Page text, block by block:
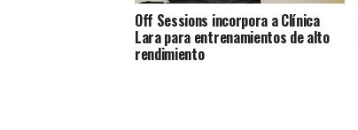
Off Sessions incorpora a Clínica
Lara para entrenamientos de alto
rendimiento